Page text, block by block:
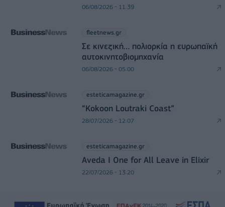
06/08/2026 - 11:39
fleetnews.gr
Σε κινεζική… πολιορκία η ευρωπαϊκή
αυτοκινητοβιομηχανία
06/08/2026 - 05:00
esteticamagazine.gr
“Kokoon Loutraki Coast”
28/07/2026 - 12:07
esteticamagazine.gr
Aveda I One for All Leave in Elixir
22/07/2026 - 13:20